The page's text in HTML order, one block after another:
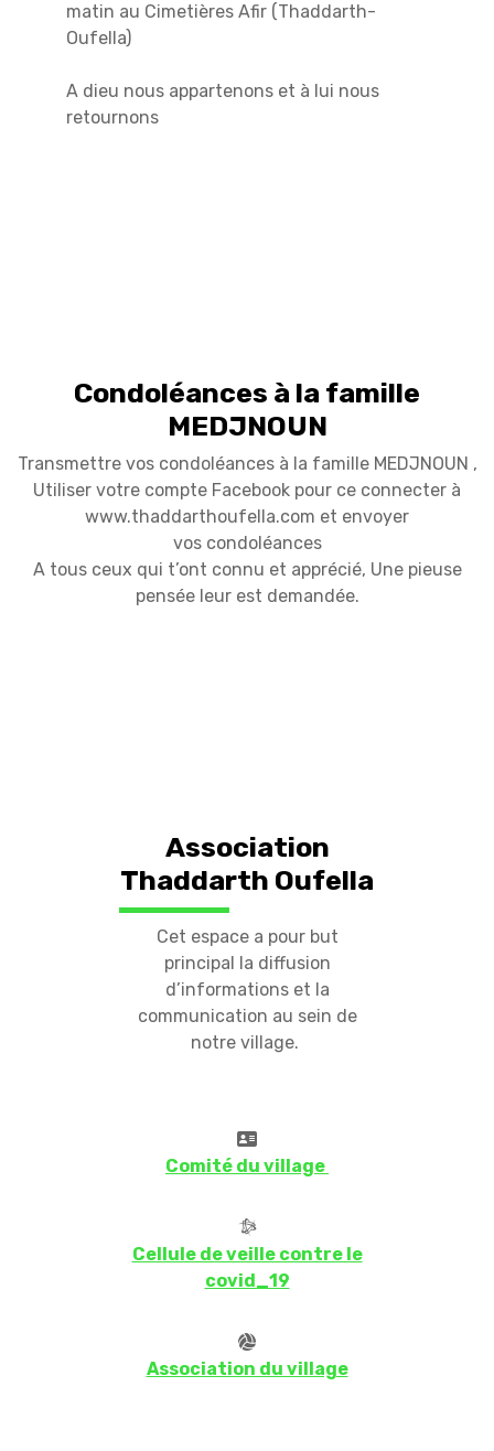
matin au Cimetières Afir (Thaddarth-
Oufella)
A dieu nous appartenons et à lui nous
retournons
Condoléances à la famille
MEDJNOUN
Transmettre vos condoléances à la famille MEDJNOUN ,
Utiliser votre compte Facebook pour ce connecter à
www.thaddarthoufella.com et envoyer
vos condoléances
A tous ceux qui t’ont connu et apprécié, Une pieuse
pensée leur est demandée.
Association
Thaddarth Oufella
Cet espace a pour but
principal la diffusion
d’informations et la
communication au sein de
notre village.
Comité du village
Cellule de veille contre le
covid_19
Association du village